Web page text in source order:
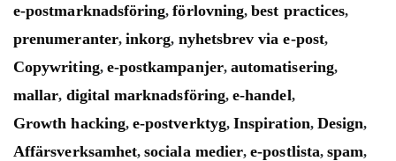
e-postmarknadsföring,förlovning,best practices,
prenumeranter, inkorg, nyhetsbrev via e-post,
Copywriting, e-postkampanjer, automatisering,
mallar, digital marknadsföring,e-handel,
Growth hacking,e-postverktyg,Inspiration, Design,
Affärsverksamhet,sociala medier,e-postlista,spam,